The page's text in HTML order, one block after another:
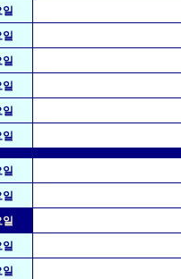
일
일
일
일
일
일
일
일
일
일
일